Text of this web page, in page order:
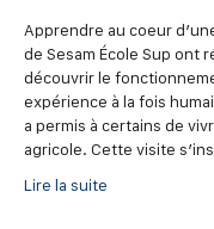
Apprendre au coeur
de Sesam École Sup ont
découvrir le
expérience à la fois
a permis à certains de
agricole. Cette visite
Lire la suite